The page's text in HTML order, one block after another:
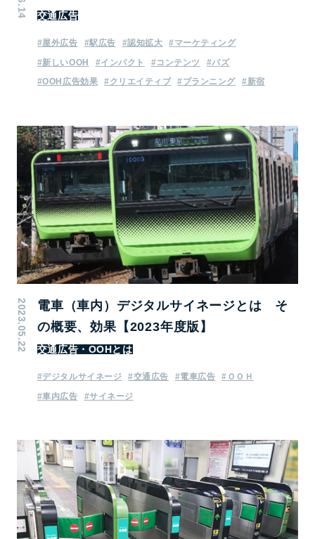
交通広告
#屋外広告 #駅広告 #認知拡大
#マーケティング
#新しいOOH
#インパクト #コンテンツ
#バズ
#OOH広告効果
#クリエイティブ #プランニング #新宿
2023.05.22
電車（車内）デジタルサイネージとは そ
の概要、効果【2023年度版】
交通広告・OOHとは
#デジタルサイネージ #交通広告 #電車広告
#ＯＯＨ
#車内広告
#サイネージ